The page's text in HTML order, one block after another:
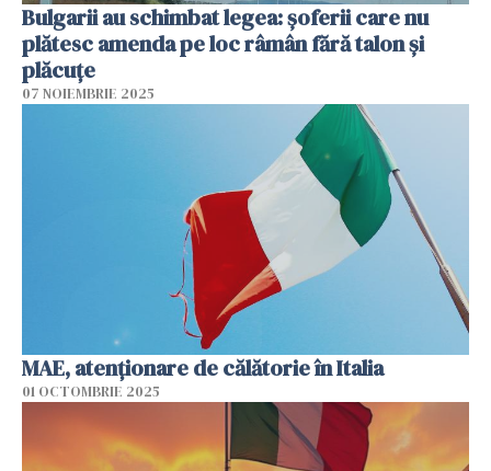
Bulgarii au schimbat legea: șoferii care nu
plătesc amenda pe loc râmân fără talon și
plăcuțe
07 NOIEMBRIE 2025
MAE, atenţionare de călătorie în Italia
01 OCTOMBRIE 2025